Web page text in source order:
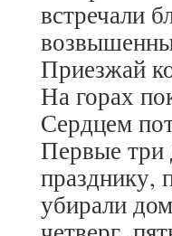
встречали
Приезжай
На горах
Сердцем
Первые три
празднику,
убирали